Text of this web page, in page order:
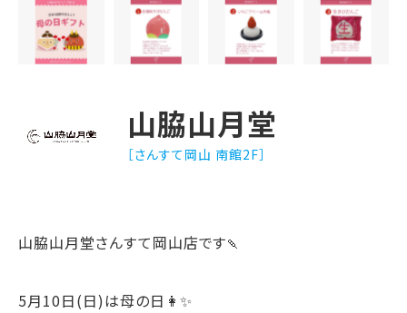
山脇山月堂
［さんすて岡山 南館2F］
山脇山月堂さんすて岡山店です🍡
5月10日(日)は母の日👩✨